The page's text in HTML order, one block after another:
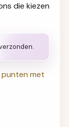
die kiezen
met